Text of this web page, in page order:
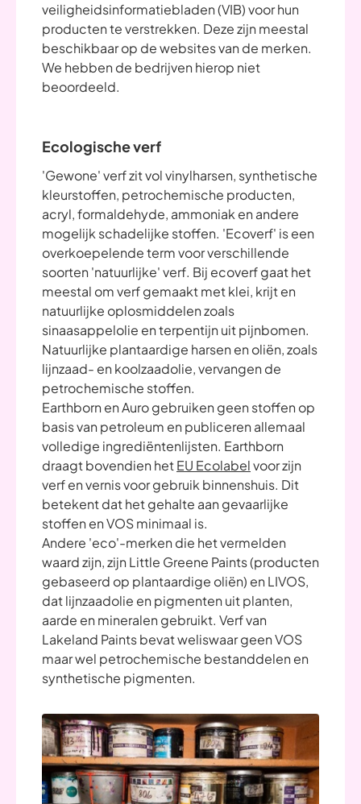
veiligheidsinformatiebladen (VIB) voor hun
producten te verstrekken. Deze zijn meestal
beschikbaar op de websites van de merken.
We hebben de bedrijven hierop niet
beoordeeld.
Ecologische verf
'Gewone' verf zit vol vinylharsen, synthetische
kleurstoffen, petrochemische producten,
acryl, formaldehyde, ammoniak en andere
mogelijk schadelijke stoffen. 'Ecoverf' is een
overkoepelende term voor verschillende
soorten 'natuurlijke' verf. Bij ecoverf gaat het
meestal om verf gemaakt met klei, krijt en
natuurlijke oplosmiddelen zoals
sinaasappelolie en terpentijn uit pijnbomen.
Natuurlijke plantaardige harsen en oliën, zoals
lijnzaad- en koolzaadolie, vervangen de
petrochemische stoffen.
Earthborn en Auro gebruiken geen stoffen op
basis van petroleum en publiceren allemaal
volledige ingrediëntenlijsten. Earthborn
draagt bovendien hetEU Ecolabelvoor zijn
verf en vernis voor gebruik binnenshuis. Dit
betekent dat het gehalte aan gevaarlijke
stoffen en VOS minimaal is.
Andere 'eco'-merken die het vermelden
waard zijn, zijn Little Greene Paints (producten
gebaseerd op plantaardige oliën) en LIVOS,
dat lijnzaadolie en pigmenten uit planten,
aarde en mineralen gebruikt. Verf van
Lakeland Paints bevat weliswaar geen VOS
maar wel petrochemische bestanddelen en
synthetische pigmenten.